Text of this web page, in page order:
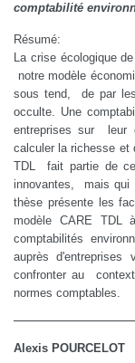
comptabilité
Résumé:
La crise écologique
notre modèle
sous tend, de par
occulte. Une
entreprises sur leur
calculer la richesse et
TDL fait partie de
innovantes, mais qui
thèse présente les
modèle CARE TDL
comptabilités
auprès d'entreprises
confronter au
normes comptables.
Alexis POURCELOT